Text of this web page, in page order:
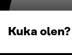
Kuka olen?